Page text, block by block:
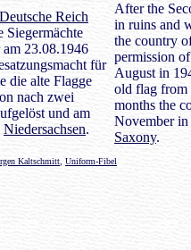
Deutsche Reich
Siegermächte
23.08.1946
für
die alte Flagge
nach zwei
und am
Niedersachsen.
After the
in ruins and
the country
permission
August in
old flag from
months the
November
Saxony.
Kaltschmitt Uniform-Fibel